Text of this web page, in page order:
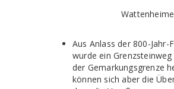
Aus Anlass der 800-
wurde ein
der Gemarkungsgrenze
können sich aber die